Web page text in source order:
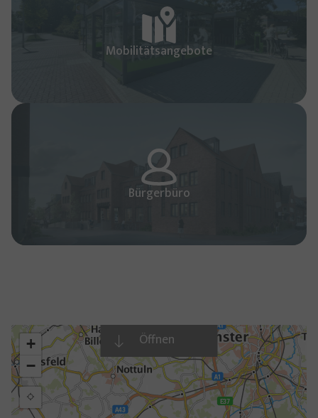
Mobilitätsangebote
Bürgerbüro
Öffnen